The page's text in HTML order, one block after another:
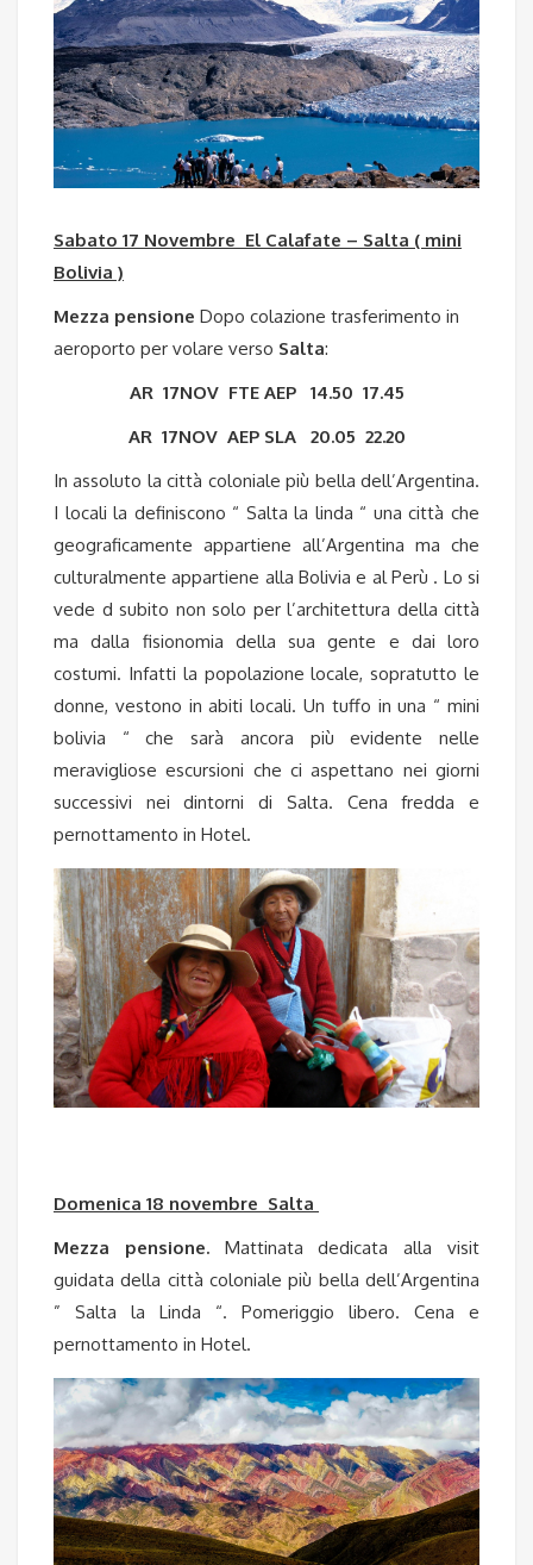
Sabato 17 Novembre El Calafate – Salta ( mini
Bolivia )
Mezza pensione Dopo colazione trasferimento in
aeroporto per volare verso Salta:
AR 17NOV FTE AEP 14.50 17.45
AR 17NOV AEP SLA 20.05 22.20
In assoluto la città coloniale più bella dell’Argentina.
I locali la definiscono “ Salta la linda “ una città che
geograficamente appartiene all’Argentina ma che
culturalmente appartiene alla Bolivia e al Perù . Lo si
vede d subito non solo per l’architettura della città
ma dalla fisionomia della sua gente e dai loro
costumi. Infatti la popolazione locale, sopratutto le
donne, vestono in abiti locali. Un tuffo in una “ mini
bolivia “ che sarà ancora più evidente nelle
meravigliose escursioni che ci aspettano nei giorni
successivi nei dintorni di Salta. Cena fredda e
pernottamento in Hotel.
Domenica 18 novembre Salta
Mezza pensione.Mattinata dedicata alla visit
guidata della città coloniale più bella dell’Argentina
” Salta la Linda “. Pomeriggio libero. Cena e
pernottamento in Hotel.